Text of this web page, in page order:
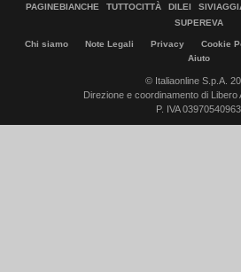
PAGINEBIANCHE
TUTTOCITTÀ DILEI
SUPEREVA
Chi siamo Note Legali Privacy Cookie
Aiuto
© Italiaonline S.p.A.
Direzione e coordinamento di Libero
P. IVA 03970540963